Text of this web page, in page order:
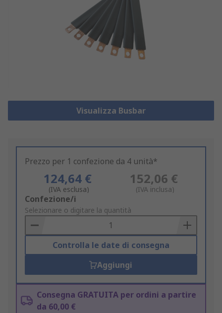
Visualizza Busbar
Prezzo per 1 confezione da 4 unità*
124,64 €
(IVA esclusa)
152,06 €
(IVA inclusa)
Add
to
Basket
Confezione/i
Selezionare o digitare la quantità
Controlla le date di consegna
Aggiungi
Consegna GRATUITA per ordini a partire
da 60,00 €